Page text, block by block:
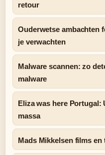
retour
Ouderwetse ambachten
je verwachten
Malware scannen: zo
malware
Eliza was here Portugal:
massa
Mads Mikkelsen films